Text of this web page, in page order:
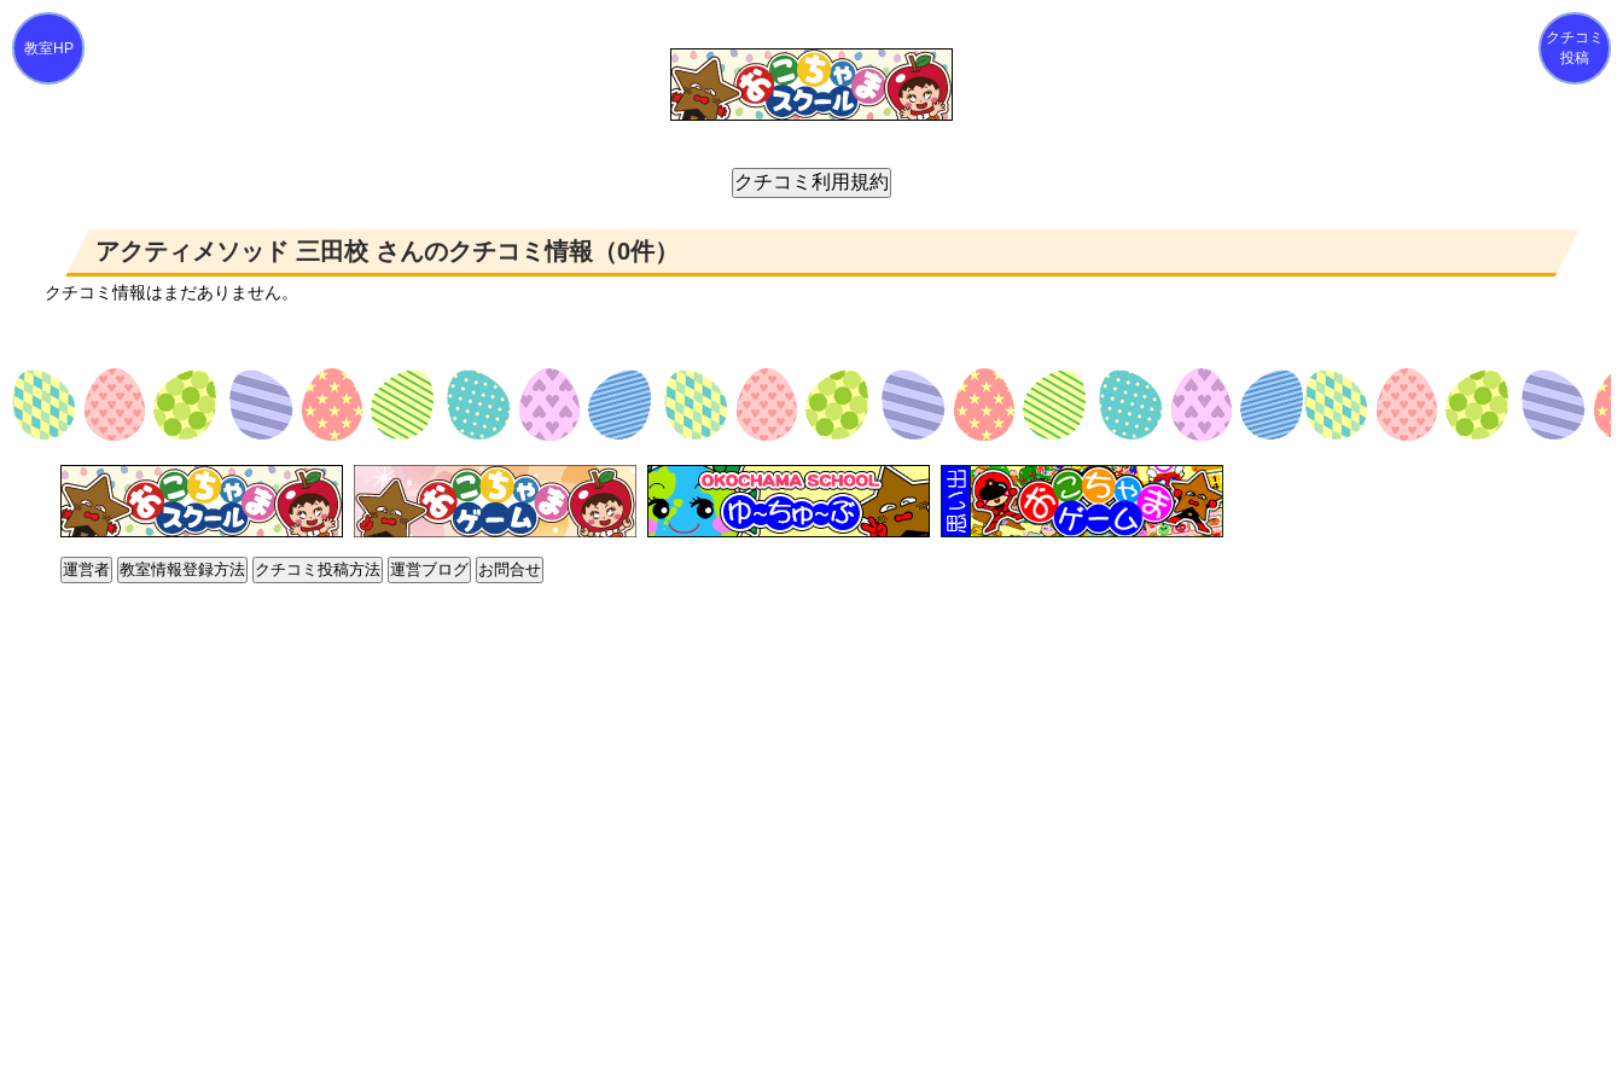
クチコミ
投稿
アクティメソッド 三田校 さんのクチコミ情報（0件）
クチコミ情報はまだありません。